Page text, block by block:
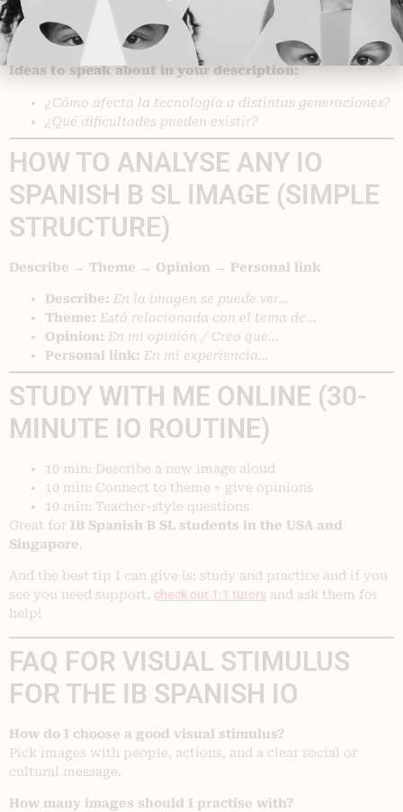
10) Elderly person using a smartphone
Theme:
Human ingenuity
Ideas to speak about in your description:
¿Cómo afecta la tecnología a distintas generaciones?
¿Qué dificultades pueden existir?
HOW TO ANALYSE ANY IO
SPANISH B SL IMAGE (SIMPLE
STRUCTURE)
Describe → Theme → Opinion → Personal link
Describe: En la imagen se puede ver…
Theme: Está relacionada con el tema de…
Opinion: En mi opinión / Creo que…
Personal link: En mi experiencia…
STUDY WITH ME ONLINE (30-
MINUTE IO ROUTINE)
10 min: Describe a new image aloud
10 min: Connect to theme + give opinions
10 min: Teacher-style questions
Great for IB Spanish B SL students in the USA and
Singapore.
And the best tip I can give is: study and practice and if you
see you need support, check our 1:1 tutors and ask them for
help!
FAQ FOR VISUAL STIMULUS
FOR THE IB SPANISH IO
How do I choose a good visual stimulus?
Pick images with people, actions, and a clear social or
cultural message.
How many images should I practise with?